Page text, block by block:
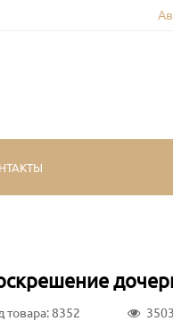
товара: 8352 3503